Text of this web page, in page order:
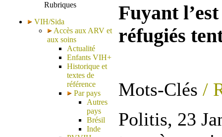
Rubriques
VIH/Sida
Accès aux ARV et
aux soins
Actualité
Enfants VIH+
Historique et
textes de
référence
Par pays
Autres
pays
Brésil
Inde
Fuyant
réfugiés
Mots-Clés /
Politis, 23